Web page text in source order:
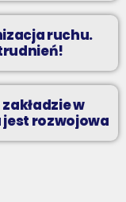
ruchu.
w
jest rozwojowa